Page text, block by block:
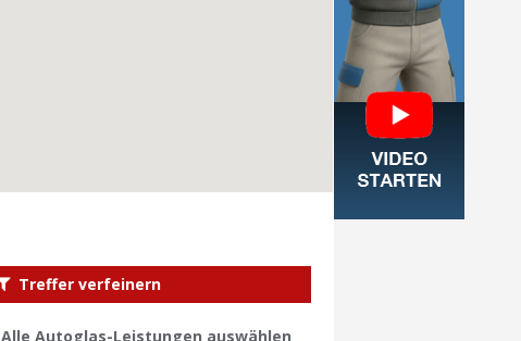
Treffer verfeinern
Alle Autoglas-Leistungen auswählen